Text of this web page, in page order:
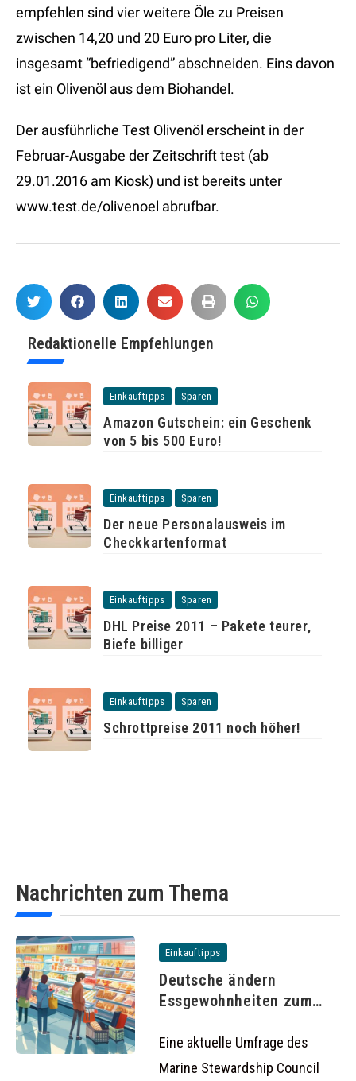
empfehlen sind vier weitere Öle zu Preisen
zwischen 14,20 und 20 Euro pro Liter, die
insgesamt “befriedigend” abschneiden. Eins davon
ist ein Olivenöl aus dem Biohandel.
Der ausführliche Test Olivenöl erscheint in der
Februar-Ausgabe der Zeitschrift test (ab
29.01.2016 am Kiosk) und ist bereits unter
www.test.de/olivenoel abrufbar.
Redaktionelle Empfehlungen
Einkauftipps Sparen
Amazon Gutschein: ein Geschenk
von 5 bis 500 Euro!
Einkauftipps Sparen
Der neue Personalausweis im
Checkkartenformat
Einkauftipps Sparen
DHL Preise 2011 – Pakete teurer,
Biefe billiger
Einkauftipps Sparen
Schrottpreise 2011 noch höher!
Nachrichten zum Thema
Einkauftipps
Deutsche ändern
Essgewohnheiten zum
Eine aktuelle Umfrage des
Marine Stewardship Council